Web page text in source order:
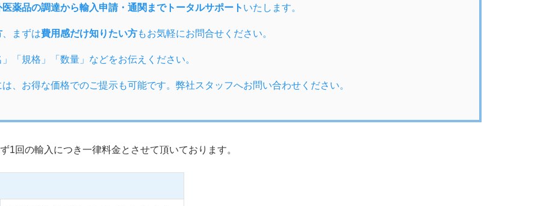
薬品の調達から輸入申請・通関までトータルサポート いたします。
、まずは費用感だけ知りたい方もお気軽にお問合せください。
「規格」「数量」などをお伝えください。
、お得な価格でのご提示も可能です。弊社スタッフへお問い合わせください。
回の輸入につき一律料金とさせて頂いております。